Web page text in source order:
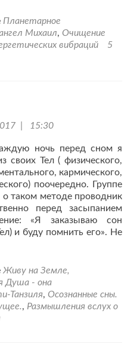
проОчищение
Земли-
Гайи
Планетарное
Михаил, Очищение
вибраций
5
| 15:30
ночь перед сном я
своих Тел ( физического,
кармического,
поочередно. Группе
о таком методе проводник
перед засыпанием
«Я заказываю сон
и буду помнить его». Не
Живу на Земле,
Душа - она
Танзиля, Осознанные сны.
, Размышления вслух о